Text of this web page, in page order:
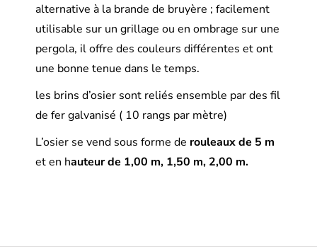
alternative à la brande de bruyère ; facilement
utilisable sur un grillage ou en ombrage sur une
pergola, il offre des couleurs différentes et ont
une bonne tenue dans le temps.
les brins d’osier sont reliés ensemble par des fil
de fer galvanisé ( 10 rangs par mètre)
L’osier se vend sous forme de rouleaux de 5 m
et en hauteur de 1,00 m, 1,50 m, 2,00 m.